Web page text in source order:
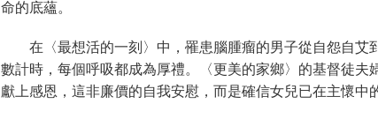
命的底蘊。
在〈最想活的一刻〉中，罹患腦腫瘤的男子從自怨自
數計時，每個呼吸都成為厚禮。〈更美的家鄉〉的基督徒
獻上感恩，這非廉價的自我安慰，而是確信女兒已在主懷中